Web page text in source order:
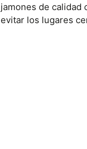
jamones de calidad
evitar los lugares